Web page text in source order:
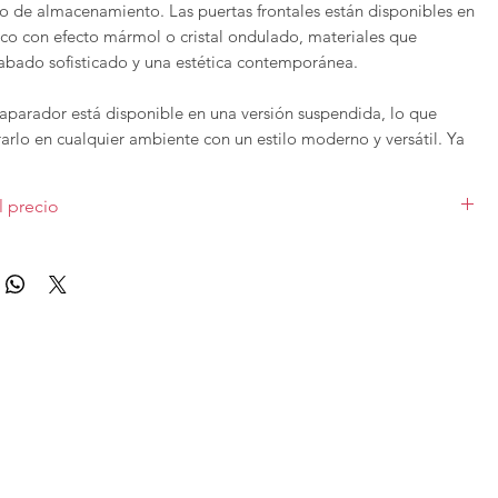
de almacenamiento. Las puertas frontales están disponibles en
con efecto mármol o cristal ondulado, materiales que
sofisticado y una estética contemporánea.
está disponible en una versión suspendida, lo que
en cualquier ambiente con un estilo moderno y versátil. Ya
con otras características puedes
precio
colgarlo a pared. Las diferentes medidas y acabados varían el